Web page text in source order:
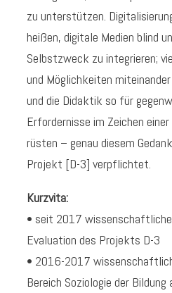
zu unterstützen.
heißen, digitale Medien blind
Selbstzweck zu integrieren;
und Möglichkeiten
und die Didaktik so für
Erfordernisse im Zeichen
rüsten – genau diesem
Projekt [D-3] verpflichtet.
Kurzvita:
• seit 2017
Evaluation des Projekts D-3
• 2016-2017
Bereich Soziologie der